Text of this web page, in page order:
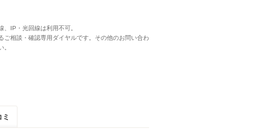
IP・光回線は利用不可。
ご相談・確認専用ダイヤルです。その他のお問い合わ
。